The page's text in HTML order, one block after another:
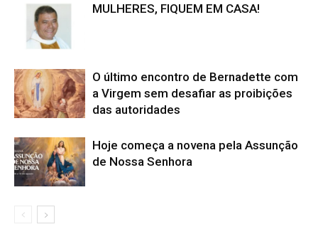
MULHERES, FIQUEM EM CASA!
O último encontro de Bernadette com
a Virgem sem desafiar as proibições
das autoridades
Hoje começa a novena pela Assunção
de Nossa Senhora